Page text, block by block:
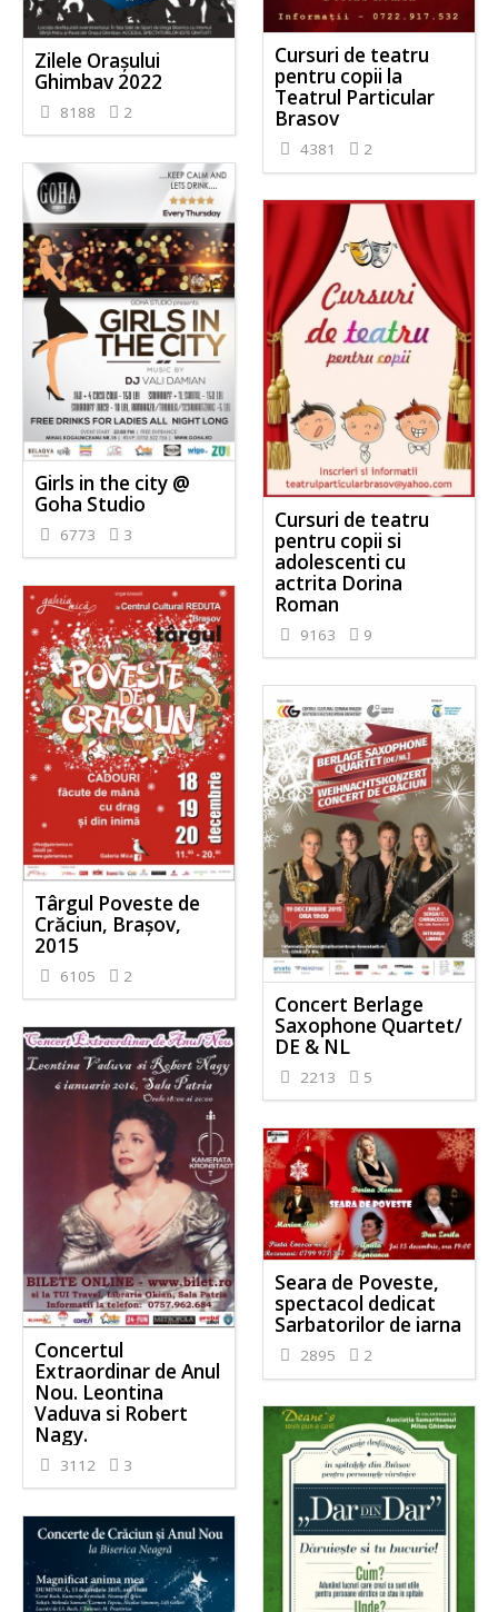
Zilele Orașului
Ghimbav 2022
8188 2
Cursuri de teatru
pentru copii la
Teatrul Particular
Brasov
4381 2
Girls in the city @
Goha Studio
6773 3
Cursuri de teatru
pentru copii si
adolescenti cu
actrita Dorina
Roman
9163 9
Târgul Poveste de
Crăciun, Brașov,
2015
6105 2
Concert Berlage
Saxophone Quartet/
DE & NL
2213 5
Concertul
Extraordinar de Anul
Nou. Leontina
Vaduva si Robert
Nagy.
3112 3
Seara de Poveste,
spectacol dedicat
Sarbatorilor de iarna
2895 2